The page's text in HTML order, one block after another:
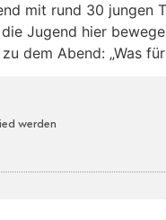
mit rund 30 jungen
Jugend hier
dem Abend: „Was
werden